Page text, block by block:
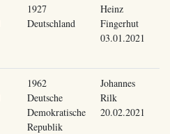
1927
Deutschland
Heinz
Fingerhut
03.01.2021
1962
Deutsche
Demokratische
Republik
Johannes
Rilk
20.02.2021